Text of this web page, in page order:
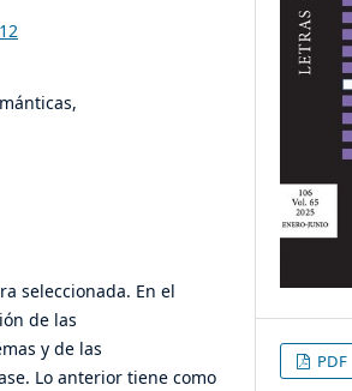
seleccionada. En el
de las
y de las
Lo anterior tiene como
PDF